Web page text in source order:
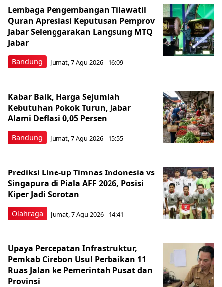
Bandung
Lembaga Pengembangan Tilawatil
Quran Apresiasi Keputusan Pemprov
Jabar Selenggarakan Langsung MTQ
Jabar
Jumat, 7 Agu 2026 - 16:09
Bandung
Kabar Baik, Harga Sejumlah
Kebutuhan Pokok Turun, Jabar
Alami Deflasi 0,05 Persen
Jumat, 7 Agu 2026 - 15:55
Olahraga
Prediksi Line-up Timnas Indonesia vs
Singapura di Piala AFF 2026, Posisi
Kiper Jadi Sorotan
Jumat, 7 Agu 2026 - 14:41
Upaya Percepatan Infrastruktur,
Pemkab Cirebon Usul Perbaikan 11
Ruas Jalan ke Pemerintah Pusat dan
Provinsi